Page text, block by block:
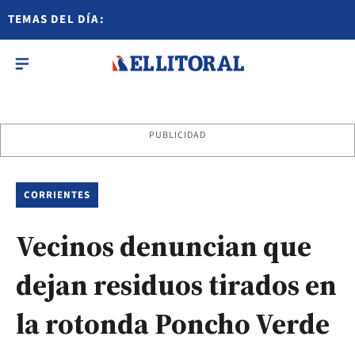
TEMAS DEL DÍA:
PUBLICIDAD
CORRIENTES
Vecinos denuncian que
dejan residuos tirados en
la rotonda Poncho Verde